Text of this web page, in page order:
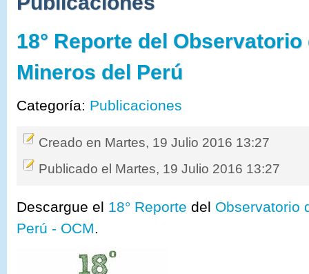
18° Reporte del
Mineros del Perú
Categoría: Publicaciones
Creado en Martes, 19 Julio 2016 13:27
Publicado el Martes, 19 Julio 2016 13:27
Descargue el 18° Reporte del Observatorio
Perú - OCM.